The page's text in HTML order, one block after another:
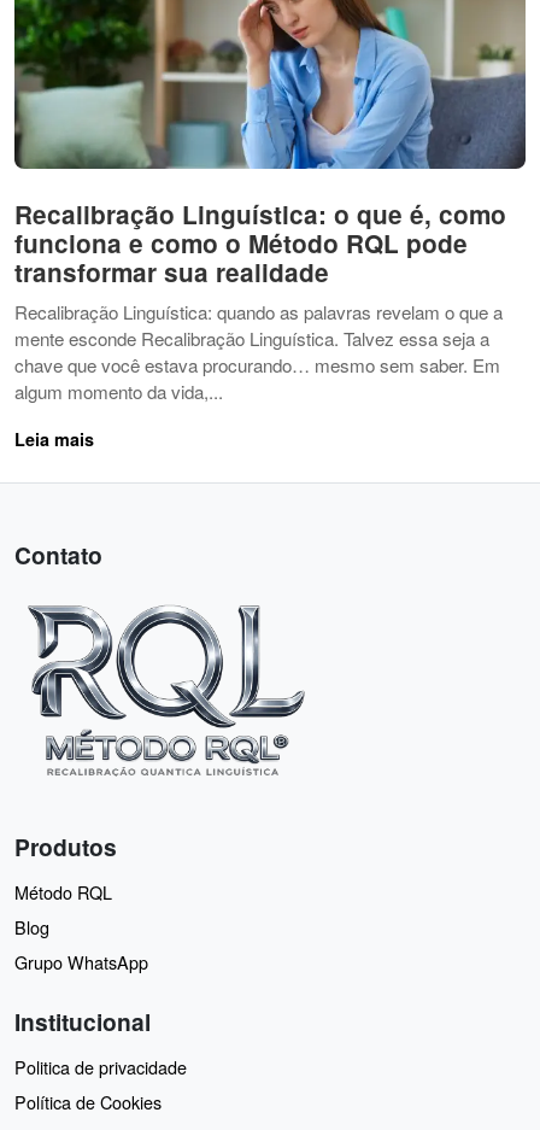
Recalibração Linguística: o que é, como
funciona e como o Método RQL pode
transformar sua realidade
Recalibração Linguística: quando as palavras revelam o que a
mente esconde Recalibração Linguística. Talvez essa seja a
chave que você estava procurando… mesmo sem saber. Em
algum momento da vida,...
Leia mais
Contato
Produtos
Método RQL
Blog
Grupo WhatsApp
Institucional
Politica de privacidade
Política de Cookies